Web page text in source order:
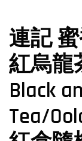
連記
紅烏龍
Black
Tea/